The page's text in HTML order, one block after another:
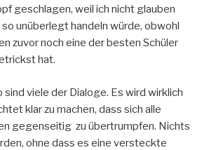
geschlagen, weil ich nicht glauben
unüberlegt handeln würde, obwohl
zuvor noch eine der besten Schüler
hat.
viele der Dialoge. Es wird wirklich
klar zu machen, dass sich alle
gegenseitig zu übertrumpfen. Nichts
ohne dass es eine versteckte